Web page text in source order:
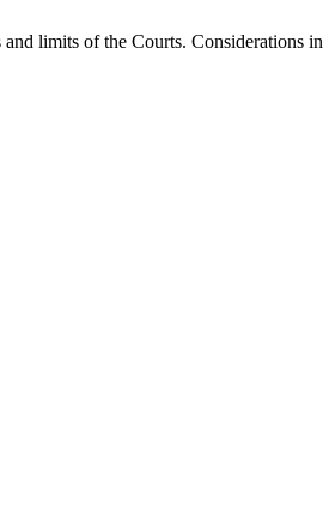
limits of the Courts. Considerations in